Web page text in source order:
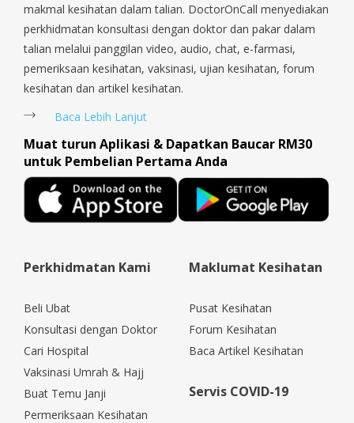
makmal kesihatan dalam talian. DoctorOnCall menyediakan
perkhidmatan konsultasi dengan doktor dan pakar dalam
talian melalui panggilan video, audio, chat, e-farmasi,
pemeriksaan kesihatan, vaksinasi, ujian kesihatan, forum
kesihatan dan artikel kesihatan.
Baca Lebih Lanjut
Muat turun Aplikasi & Dapatkan Baucar RM30
untuk Pembelian Pertama Anda
Perkhidmatan Kami
Beli Ubat
Konsultasi dengan Doktor
Cari Hospital
Vaksinasi Umrah & Hajj
Buat Temu Janji
Permeriksaan Kesihatan
Maklumat Kesihatan
Pusat Kesihatan
Forum Kesihatan
Baca Artikel Kesihatan
Servis COVID-19